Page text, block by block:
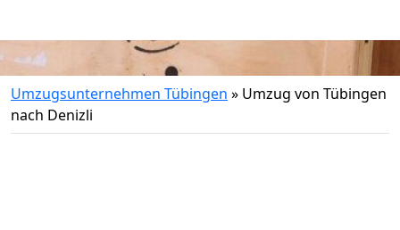
Umzugsunternehmen Tübingen » Umzug von Tübingen
nach Denizli